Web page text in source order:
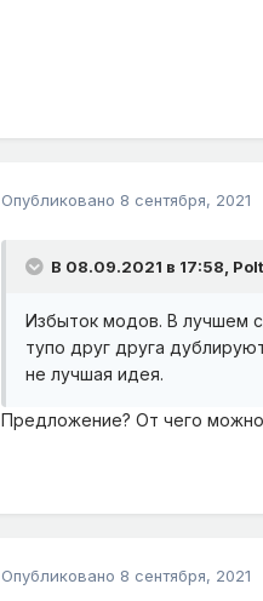
Опубликовано 8 сентября, 2021
В 08.09.2021 в 17:58,
Избыток модов. В лучшем
тупо друг друга
не лучшая идея.
Предложение? От чего можно
Опубликовано 8 сентября, 2021